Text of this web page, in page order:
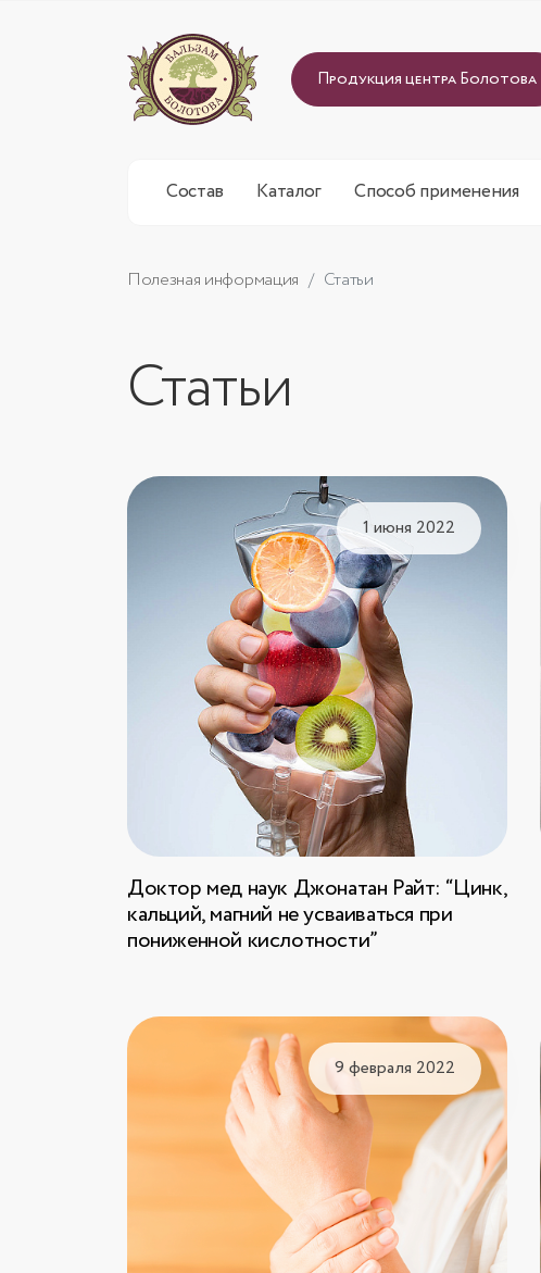
Продукция центра Болотова
Состав Каталог Способ применения
Полезная информация Статьи
Статьи
1 июня 2022
Доктор мед наук Джонатан Райт: “Цинк,
кальций, магний не усваиваться при
пониженной кислотности”
9 февраля 2022